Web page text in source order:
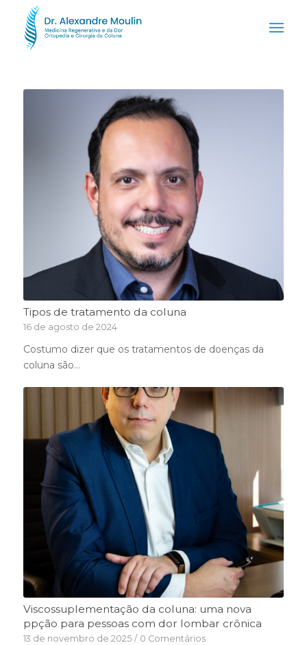
Tipos de tratamento da coluna
16 de agosto de 2024
Costumo dizer que os tratamentos de doenças da
coluna são…
Viscossuplementação da coluna: uma nova
ppção para pessoas com dor lombar crônica
13 de novembro de 2025 / 0 Comentários